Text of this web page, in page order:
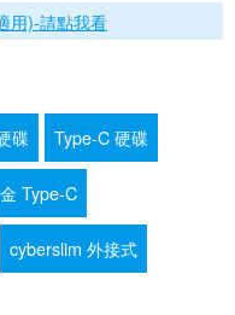
用)-請點我看
碟 Type-C 硬碟
Type-C
cyberslim 外接式